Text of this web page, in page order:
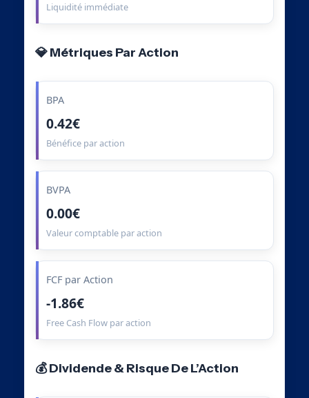
Liquidité immédiate
💎 Métriques Par Action
BPA
0.42€
Bénéfice par action
BVPA
0.00€
Valeur comptable par action
FCF par Action
-1.86€
Free Cash Flow par action
💰 Dividende & Risque De L’Action